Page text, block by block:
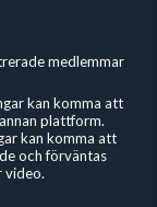
medlemmar
kan komma att
plattform.
kan komma att
och förväntas
video.